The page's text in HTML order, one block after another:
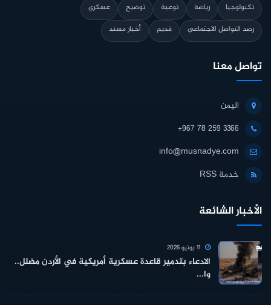
تكنولوجيا
رياضة توعية توضيح
عسكري
رصد التواصل الاجتماعي
قديم أخبار مسند
تواصل معنا
اليمن
+967 78 259 3366
info@musnadye.com
خدمة RSS
الأخبار الشائعة
الادعاء بتدمير قاعدة عسكرية أمريكية في الأردن مضلل..
وا...